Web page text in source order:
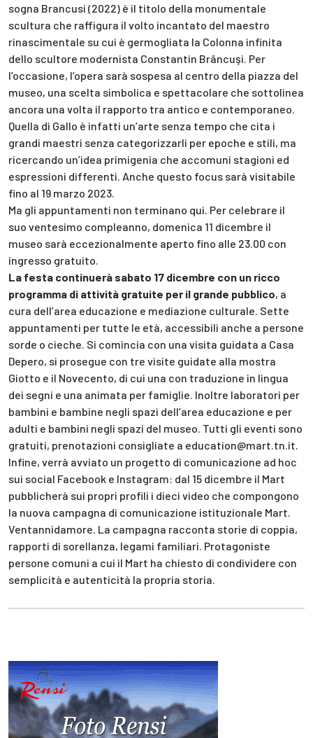
sogna Brancusi (2022) è il titolo della monumentale
scultura che raffigura il volto incantato del maestro
rinascimentale su cui è germogliata la Colonna infinita
dello scultore modernista Constantin Brâncuşi. Per
l’occasione, l’opera sarà sospesa al centro della piazza del
museo, una scelta simbolica e spettacolare che sottolinea
ancora una volta il rapporto tra antico e contemporaneo.
Quella di Gallo è infatti un’arte senza tempo che cita i
grandi maestri senza categorizzarli per epoche e stili, ma
ricercando un’idea primigenia che accomuni stagioni ed
espressioni differenti. Anche questo focus sarà visitabile
fino al 19 marzo 2023.
Ma gli appuntamenti non terminano qui. Per celebrare il
suo ventesimo compleanno, domenica 11 dicembre il
museo sarà eccezionalmente aperto fino alle 23.00 con
ingresso gratuito.
La festa continuerà sabato 17 dicembre con un ricco
programma di attività gratuite per il grande pubblico, a
cura dell’area educazione e mediazione culturale. Sette
appuntamenti per tutte le età, accessibili anche a persone
sorde o cieche. Si comincia con una visita guidata a Casa
Depero, si prosegue con tre visite guidate alla mostra
Giotto e il Novecento, di cui una con traduzione in lingua
dei segni e una animata per famiglie. Inoltre laboratori per
bambini e bambine negli spazi dell’area educazione e per
adulti e bambini negli spazi del museo. Tutti gli eventi sono
gratuiti, prenotazioni consigliate a education@mart.tn.it.
Infine, verrà avviato un progetto di comunicazione ad hoc
sui social Facebook e Instagram: dal 15 dicembre il Mart
pubblicherà sui propri profili i dieci video che compongono
la nuova campagna di comunicazione istituzionale Mart.
Ventannidamore. La campagna racconta storie di coppia,
rapporti di sorellanza, legami familiari. Protagoniste
persone comuni a cui il Mart ha chiesto di condividere con
semplicità e autenticità la propria storia.